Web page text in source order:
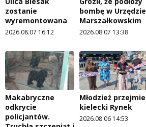
zostanie
wyremontowana
2026.08.07 16:12
bombę w Urzędzie
Marszałkowskim
2026.08.07 13:38
Makabryczne
odkrycie
policjantów.
Młodzież przejmie
kielecki Rynek
2026.08.06 14:53